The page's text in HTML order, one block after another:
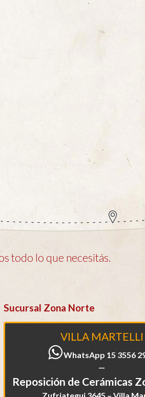
todo lo que necesitás.
Sucursal Zona Norte
VILLA MARTELLI
WhatsApp 15 3556
—
Reposición de Cerámicas